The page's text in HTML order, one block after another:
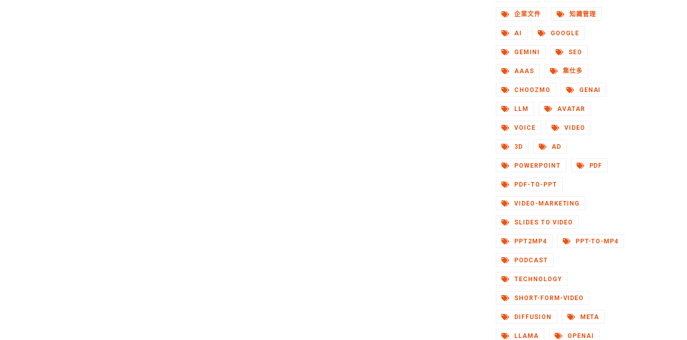
企業文件 知識管理
AI GOOGLE
GEMINI SEO
AAAS 集仕多
CHOOZMO GENAI
LLM AVATAR
VOICE VIDEO
3D AD
POWERPOINT PDF
PDF-TO-PPT
VIDEO-MARKETING
SLIDES TO VIDEO
PPT2MP4 PPT-TO-MP4
PODCAST
TECHNOLOGY
SHORT-FORM-VIDEO
DIFFUSION META
LLAMA OPENAI